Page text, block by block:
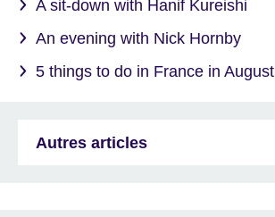
A sit-down with Hanif Kureishi
An evening with Nick Hornby
5 things to do in France in August
Autres articles